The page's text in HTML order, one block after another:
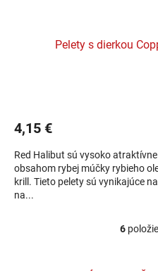
Pelety s dierkou
4,15 €
Red Halibut sú vysoko
obsahom rybej múčky rybieho
krill. Tieto pelety sú vynikajúce
na...
6